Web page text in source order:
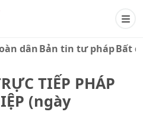
dânBản tin tư phápBất
TIẾP PHÁP
(ngày